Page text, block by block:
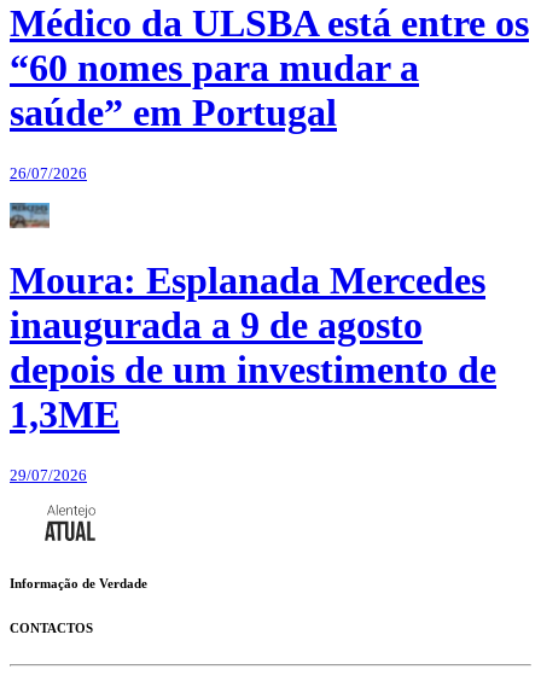
Médico da ULSBA está entre os
“60 nomes para mudar a
saúde” em Portugal
26/07/2026
Moura: Esplanada Mercedes
inaugurada a 9 de agosto
depois de um investimento de
1,3ME
29/07/2026
Informação de Verdade
CONTACTOS